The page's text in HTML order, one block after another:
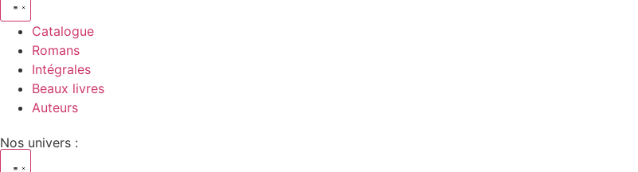
Catalogue
Romans
Intégrales
Beaux livres
Auteurs
Nos univers :